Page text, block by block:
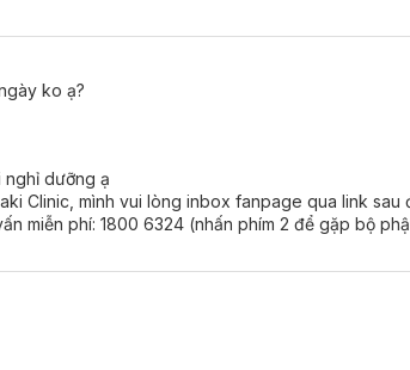
đầu Israel với những công năng vượt trội trong điều
mạch bằng IPL có ưu điểm gì
điểm thì rất dễ khiến hàng rào bảo vệ da ngày
da yếu và dễ kích ứng. Do đó, tình trạng này
đến giải pháp điều trị tối ưu với những ưu điểm
bị hồng ban dai dẳng sau mụn.
ko ạ?
nghỉ dưỡng ạ
Clinic, mình vui lòng inbox fanpage qua link sau
miễn phí: 1800 6324 (nhấn phím 2 để gặp bộ